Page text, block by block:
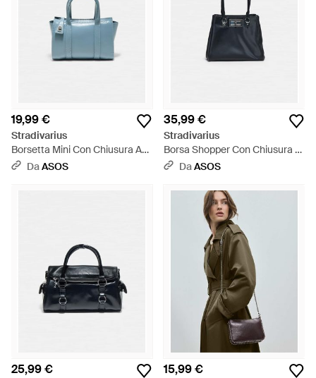
19,99 €
Stradivarius
Borsetta Mini Con Chiusura A
Scatto Azzurro Cielo - Blu
DaASOS
35,99 €
Stradivarius
Borsa Shopper Con Chiusura -
Blu DaASOS
25,99 € 15,99 €